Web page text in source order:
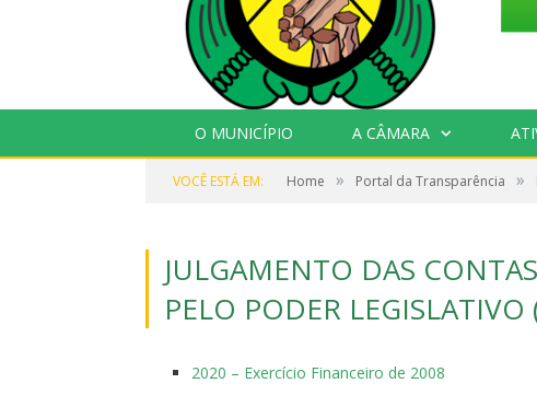
O MUNICÍPIO A CÂMARA
VOCÊ ESTÁ EM: Home » Portal da Transparência »
JULGAMENTO DAS
PELO PODER
2020 – Exercício Financeiro de 2008